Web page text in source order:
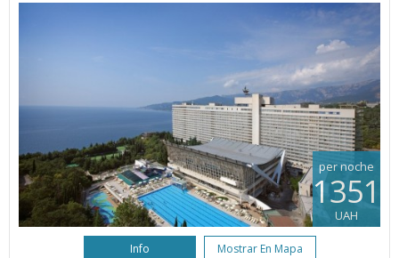
per noche
1351
UAH
Info Mostrar En Mapa